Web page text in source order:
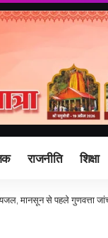
राजनीति शिक्षा
मानसून से पहले गुणवत्ता